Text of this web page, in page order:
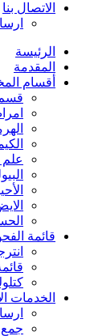
الاتصال بنا
الرئیسة
المقدمة
أقسام
‌‌‌قسم
علم
قائمة
الخدمات
جمع